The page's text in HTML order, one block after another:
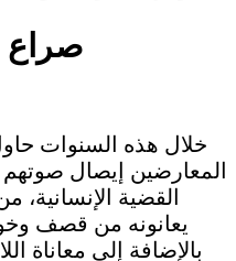
صراع
خلال هذه السنوات
المعارضين إيصال صوتهم
القضية
يعانونه من قصف
بالإضافة إلى معاناة